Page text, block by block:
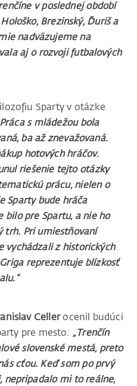
v poslednej období
Brezinský, Ďuriš a
nadväzujeme na
aj o rozvoji futbalových
Sparty v otázke
s mládežou bola
ba až znevažovaná.
hotových hráčov.
riešenie tejto otázky
prácu, nielen o
Sparty bude hráča
bilo pre Spartu, a nie ho
trh. Pri umiestňovaní
vychádzali z historických
reprezentuje blízkosť
Cellerocenil budúci
pre mesto: „Trenčín
slovenské mestá, preto
cťou. Keď som po prvý
mi to reálne,